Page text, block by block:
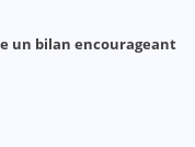
un bilan encourageant